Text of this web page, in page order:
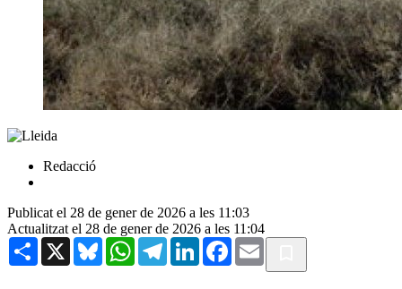
Redacció
Publicat el 28 de gener de 2026 a les 11:03
Actualitzat el 28 de gener de 2026 a les 11:04
Share X BlueskyWhatsAppTelegramLinkedInFacebook
Email